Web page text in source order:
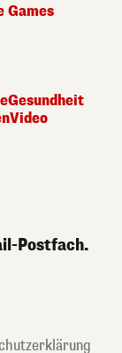
Games
Gesundheit
Video
Postfach.